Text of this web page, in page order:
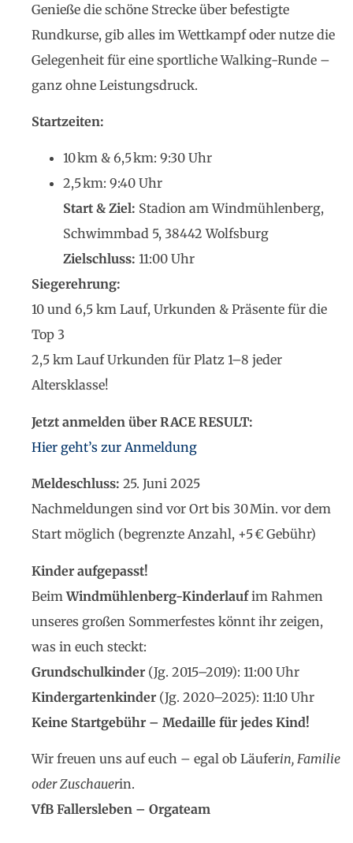
Genieße die schöne Strecke über befestigte
Rundkurse, gib alles im Wettkampf oder nutze die
Gelegenheit für eine sportliche Walking-Runde –
ganz ohne Leistungsdruck.
Startzeiten:
10 km & 6,5 km: 9:30 Uhr
2,5 km: 9:40 Uhr
Start & Ziel: Stadion am Windmühlenberg,
Schwimmbad 5, 38442 Wolfsburg
Zielschluss: 11:00 Uhr
Siegerehrung:
10 und 6,5 km Lauf, Urkunden & Präsente für die
Top 3
2,5 km Lauf Urkunden für Platz 1–8 jeder
Altersklasse!
Jetzt anmelden über RACE RESULT:
Hier geht’s zur Anmeldung
Meldeschluss: 25. Juni 2025
Nachmeldungen sind vor Ort bis 30 Min. vor dem
Start möglich (begrenzte Anzahl, +5 € Gebühr)
Kinder aufgepasst!
BeimWindmühlenberg-Kinderlaufim Rahmen
unseres großen Sommerfestes könnt ihr zeigen,
was in euch steckt:
Grundschulkinder (Jg. 2015–2019): 11:00 Uhr
Kindergartenkinder (Jg. 2020–2025): 11:10 Uhr
Keine Startgebühr – Medaille für jedes Kind!
Wir freuen uns auf euch – egal ob Läuferin, Familie
oder Zuschauerin.
VfB Fallersleben – Orgateam